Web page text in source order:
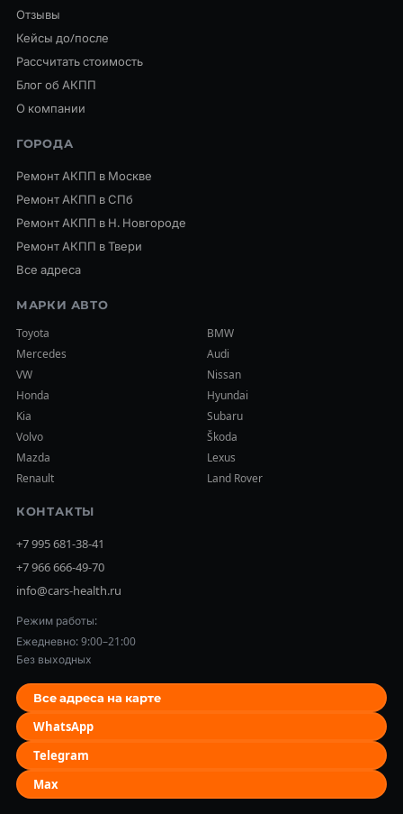
Отзывы
Кейсы до/после
Рассчитать стоимость
Блог об АКПП
О компании
ГОРОДА
Ремонт АКПП в Москве
Ремонт АКПП в СПб
Ремонт АКПП в Н. Новгороде
Ремонт АКПП в Твери
Все адреса
МАРКИ АВТО
Toyota
BMW
Mercedes
Audi
VW
Nissan
Honda
Hyundai
Kia
Subaru
Volvo
Škoda
Mazda
Lexus
Renault
Land Rover
КОНТАКТЫ
+7 995 681-38-41
+7 966 666-49-70
info@cars-health.ru
Режим работы:
Ежедневно: 9:00–21:00
Без выходных
Все адреса на карте
WhatsApp
Telegram
Max